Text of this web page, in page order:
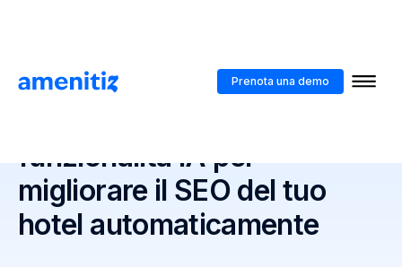
Prenota una demo
tuo hotel automaticamente
funzionalità IA per
migliorare il SEO del tuo
hotel automaticamente